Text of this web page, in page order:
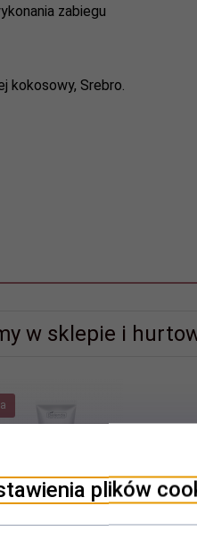
zabiegu
kokosowy, Srebro.
w sklepie i
plików